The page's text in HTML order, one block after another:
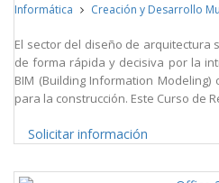
Informática Creación y Desarrollo
El sector del diseño de
de forma rápida y decisiva por la
BIM (Building Information
para la construcción. Este Curso de
Solicitar información